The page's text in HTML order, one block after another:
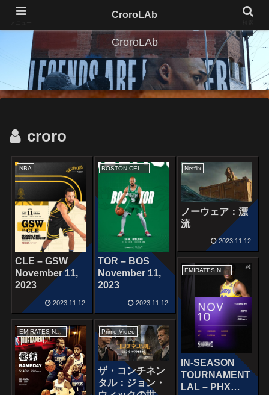
CroroLAb
croro
NBA
CLE – GSW
November 11,
2023
2023.11.12
BOSTON CELTICS
TOR – BOS
November 11,
2023
2023.11.12
Netflix
ノーウェア：漂
流
2023.11.12
EMIRATES NBACUP
IN-SEASON
TOURNAMENT
LAL – PHX
EMIRATES NBACUP Prime Video
ザ・コンチネン
タル：ジョン・
CroroLAb